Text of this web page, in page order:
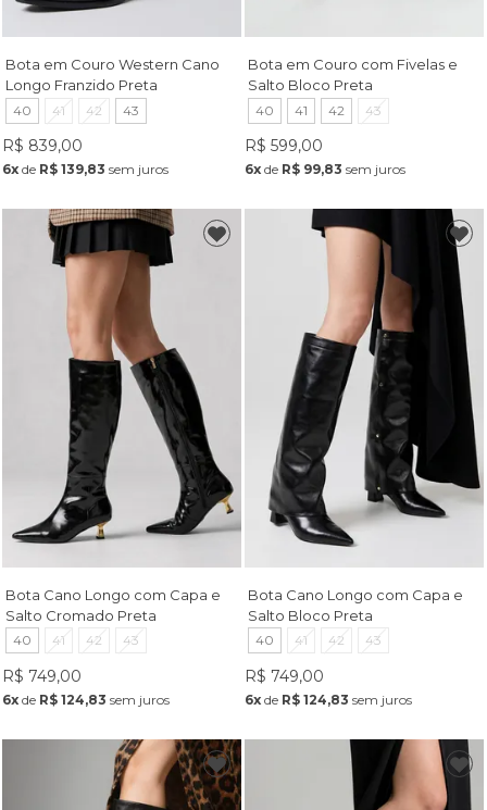
Bota em Couro Western Cano
Longo Franzido Preta
40 41 42 43
R$ 839,00
6xde R$ 139,83 sem juros
Bota em Couro com Fivelas e
Salto Bloco Preta
40 41 42 43
R$ 599,00
6x de R$ 99,83 sem juros
Bota Cano Longo com Capa e
Salto Cromado Preta
40 41 42 43
R$ 749,00
6xde R$ 124,83 sem juros
Bota Cano Longo com Capa e
Salto Bloco Preta
40 41 42 43
R$ 749,00
6x de R$ 124,83 sem juros